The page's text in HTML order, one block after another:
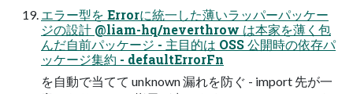
エラー型を Errorに統一した薄いラッパーパッケー
ジの設計 @liam-hq/neverthrow は本家を薄く包
んだ自前パッケージ - 主目的は OSS 公開時の依存パ
ッケージ集約 - defaultErrorFn
を自動で当てて unknown 漏れを防ぐ - import 先が一